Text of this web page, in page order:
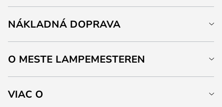
NÁKLADNÁ DOPRAVA
O MESTE LAMPEMESTEREN
VIAC O